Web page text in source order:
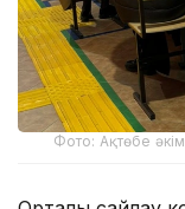
Фото: Ақтөбе